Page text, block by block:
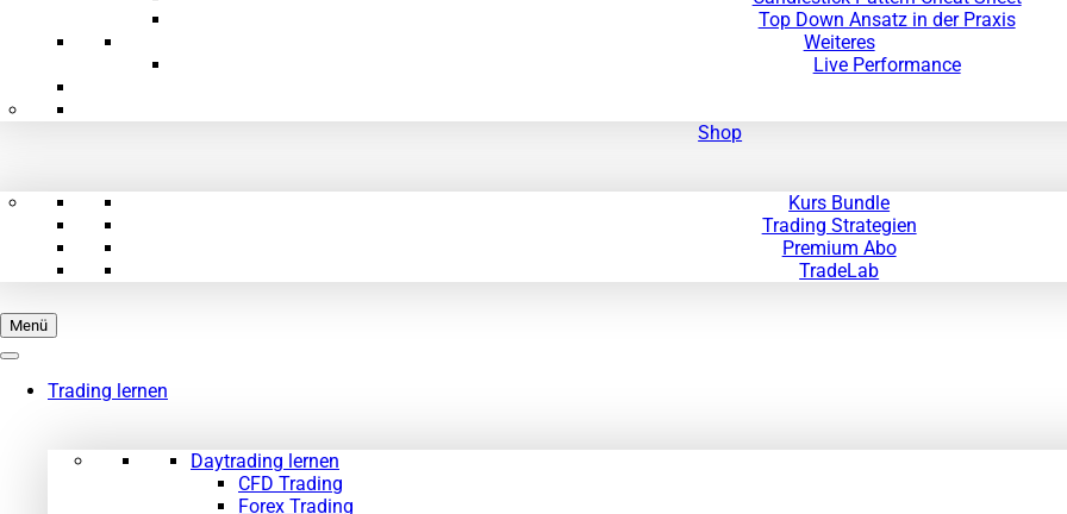
Top Down Ansatz in der Praxis
Weiteres
Live Performance
Shop
Kurs Bundle
Trading Strategien
Premium Abo
TradeLab
Menü
Trading lernen
Daytrading lernen
CFD Trading
Forex Trading